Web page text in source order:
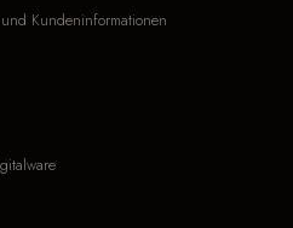
Kundeninformationen